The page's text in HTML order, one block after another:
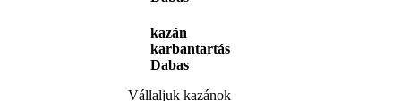
kazán
karbantartás
Dabas
Vállaljuk kazánok